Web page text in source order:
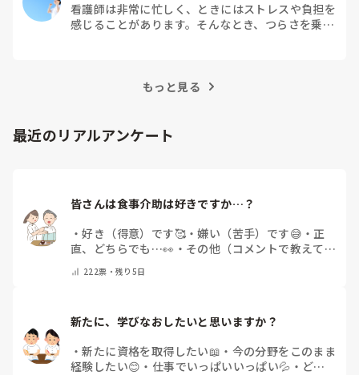
看護師は非常に忙しく、ときにはストレスや負担を
感じることがあります。そんなとき、つらさを乗り
もっと見る
最近のリアルアンケート
皆さんは食事介助は好きですか…？
・好き（得意）です🥰・嫌い（苦手）です😅 ・ 正
直、どちらでも…👀 ・ その他（コメントで教えてく
222票・残り5日
新たに、学びなおしたいと思いますか？
・新たに資格を取得したい📖 ・ 今の分野をこのまま
経験したい😊 ・ 仕事でいっぱいいっぱい💦 ・ どん